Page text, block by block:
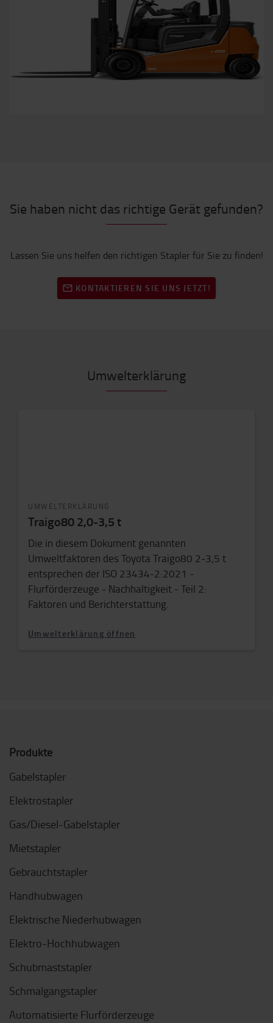
Sie haben nicht das richtige Gerät gefunden?
Lassen Sie uns helfen den richtigen Stapler für Sie zu finden!
KONTAKTIEREN SIE UNS JETZT!
Umwelterklärung
UMWELTERKLÄRUNG
Traigo80 2,0-3,5 t
Die in diesem Dokument genannten
Umweltfaktoren des Toyota Traigo80 2-3,5 t
entsprechen der ISO 23434-2:2021 -
Flurförderzeuge - Nachhaltigkeit - Teil 2:
Faktoren und Berichterstattung.
Umwelterklärung öffnen
Produkte
Gabelstapler
Elektrostapler
Gas/Diesel-Gabelstapler
Mietstapler
Gebrauchtstapler
Handhubwagen
Elektrische Niederhubwagen
Elektro-Hochhubwagen
Schubmaststapler
Schmalgangstapler
Automatisierte Flurförderzeuge